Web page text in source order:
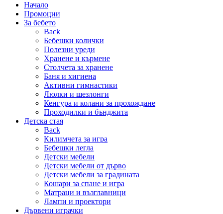
Начало
Промоции
За бебето
Back
Бебешки колички
Полезни уреди
Хранене и кърмене
Столчета за хранене
Баня и хигиена
Активни гимнастики
Люлки и шезлонги
Кенгура и колани за прохождане
Проходилки и бънджита
Детска стая
Back
Килимчета за игра
Бебешки легла
Детски мебели
Детски мебели от дърво
Детски мебели за градината
Кошари за спане и игра
Матраци и възглавници
Лампи и проектори
Дървени играчки